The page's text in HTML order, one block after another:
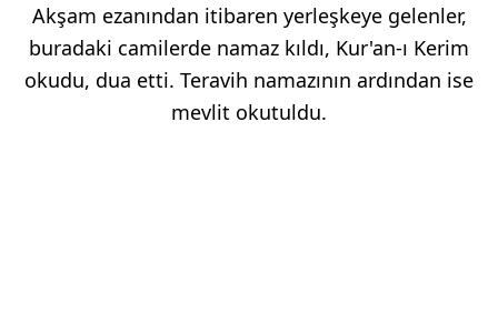
Akşam ezanından itibaren yerleşkeye gelenler,
buradaki camilerde namaz kıldı, Kur'an-ı Kerim
okudu, dua etti. Teravih namazının ardından ise
mevlit okutuldu.